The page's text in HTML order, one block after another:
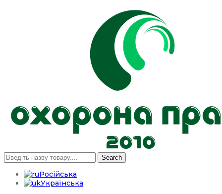
Search
Російська
Українська